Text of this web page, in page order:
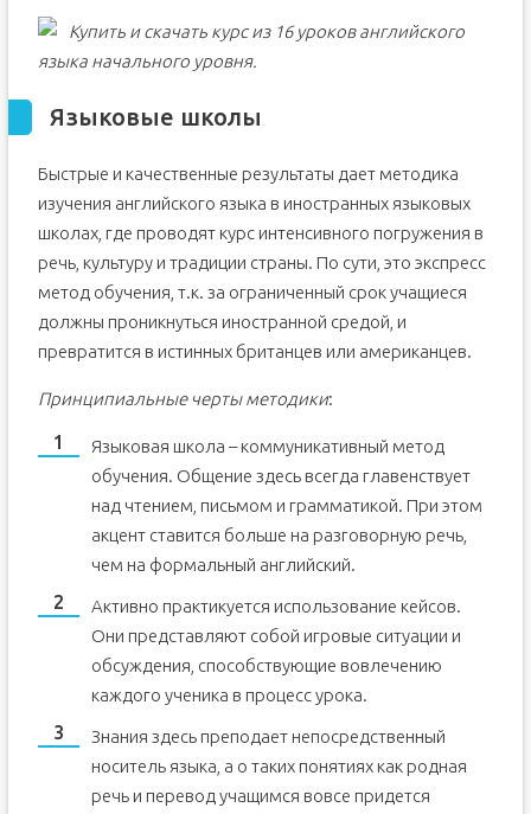
Купить и скачать курс из 16 уроков английского
языка начального уровня.
Языковые школы
Быстрые и качественные результаты дает методика
изучения английского языка в иностранных языковых
школах, где проводят курс интенсивного погружения в
речь, культуру и традиции страны. По сути, это экспресс
метод обучения, т.к. за ограниченный срок учащиеся
должны проникнуться иностранной средой, и
превратится в истинных британцев или американцев.
Принципиальные черты методики:
Языковая школа – коммуникативный метод
обучения. Общение здесь всегда главенствует
над чтением, письмом и грамматикой. При этом
акцент ставится больше на разговорную речь,
чем на формальный английский.
Активно практикуется использование кейсов.
Они представляют собой игровые ситуации и
обсуждения, способствующие вовлечению
каждого ученика в процесс урока.
Знания здесь преподает непосредственный
носитель языка, а о таких понятиях как родная
речь и перевод учащимся вовсе придется